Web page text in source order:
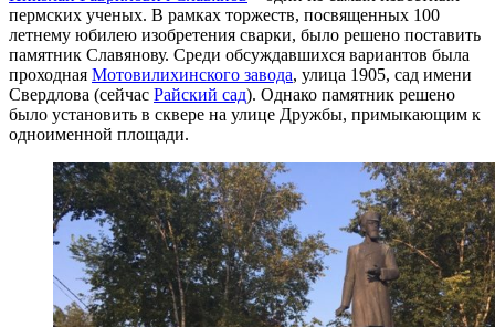
пермских ученых. В рамках торжеств, посвященных 100
летнему юбилею изобретения сварки, было решено поставить
памятник Славянову. Среди обсуждавшихся вариантов была
проходная Мотовилихинского завода, улица 1905, сад имени
Свердлова (сейчас Райский сад). Однако памятник решено
было установить в сквере на улице Дружбы, примыкающим к
одноименной площади.